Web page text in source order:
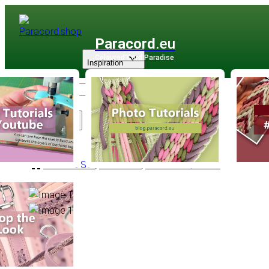
Paracord .eu
Coloured Cord Paradise
Sortiment
Inspiration
Anderes Seil/Gummiseil/Gummiseil Ø 3mm